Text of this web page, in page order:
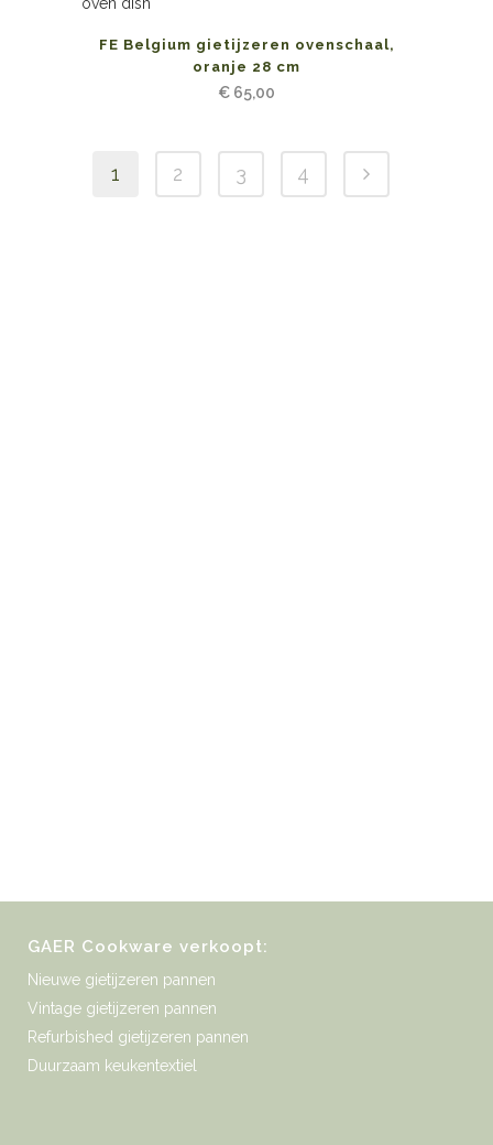
FE Belgium gietijzeren ovenschaal,
oranje 28 cm
€ 65,00
1 2 3 4
GAER Cookware verkoopt:
Nieuwe gietijzeren pannen
Vintage gietijzeren pannen
Refurbished gietijzeren pannen
Duurzaam keukentextiel